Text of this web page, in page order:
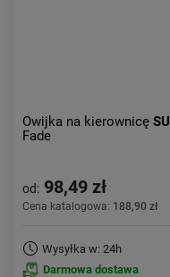
Owijka na kierownicę
Fade
od: 98,49 zł
Cena katalogowa: 188,90 zł
Wysyłka w: 24h
Darmowa dostawa